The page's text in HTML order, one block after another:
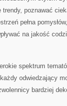
poznawać
pełna
na jakość
spektrum
odwiedzający
bardziej